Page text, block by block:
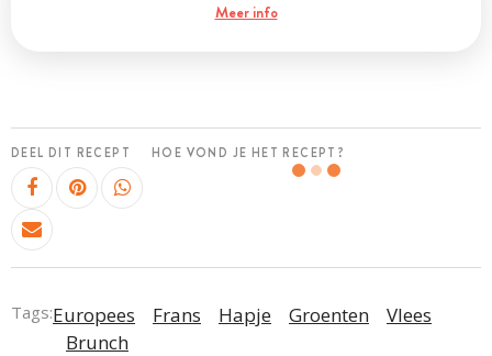
Meer info
DEEL DIT RECEPT HOE VOND JE HET RECEPT?
Tags:Europees Frans Hapje Groenten
Vlees
Brunch